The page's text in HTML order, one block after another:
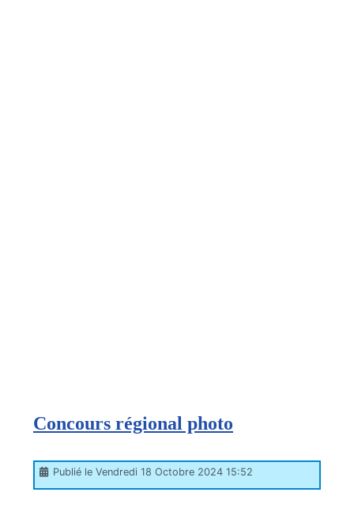
Concours régional photo
Publié le Vendredi 18 Octobre 2024 15:52